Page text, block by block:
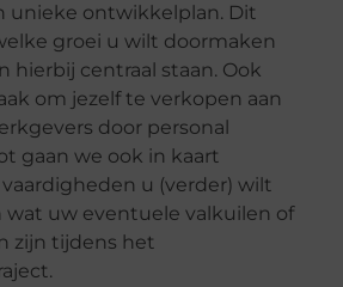
unieke ontwikkelplan. Dit
groei u wilt doormaken
hierbij centraal staan. Ook
om jezelf te verkopen aan
door personal
gaan we ook in kaart
u (verder) wilt
uw eventuele valkuilen of
zijn tijdens het